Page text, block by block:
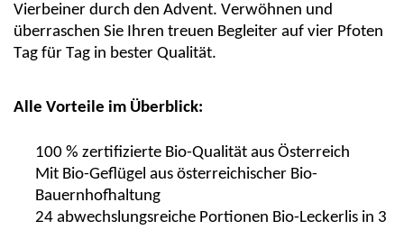
Vierbeiner durch den Advent. Verwöhnen und
überraschen Sie Ihren treuen Begleiter auf vier Pfoten
Tag für Tag in bester Qualität.
Alle Vorteile im Überblick:
100 % zertifizierte Bio-Qualität aus Österreich
Mit Bio-Geflügel aus österreichischer Bio-
Bauernhofhaltung
24 abwechslungsreiche Portionen Bio-Leckerlis in 3